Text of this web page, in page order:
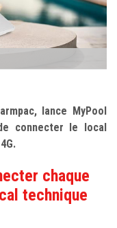
lance MyPool
connecter le local
chaque
technique